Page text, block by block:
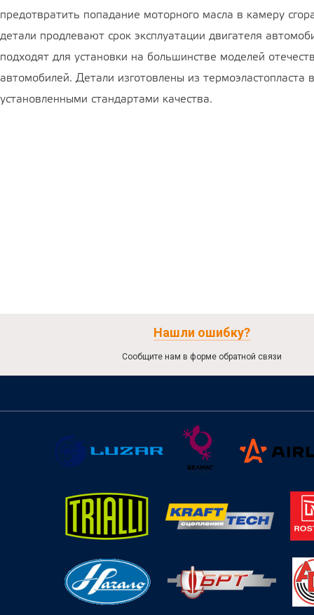
предотвратить попадание моторного масла в камеру
детали продлевают срок эксплуатации двигателя
подходят для установки на большинстве моделей
автомобилей. Детали изготовлены из термоэластопласта
установленными стандартами качества.
Нашли ошибку?
Сообщите нам в форме обратной связи